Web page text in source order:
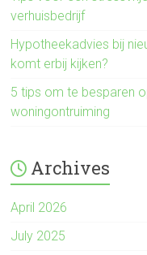
verhuisbedrijf
Hypotheekadvies bij
komt erbij kijken?
5 tips om te besparen
woningontruiming
Archives
April 2026
July 2025